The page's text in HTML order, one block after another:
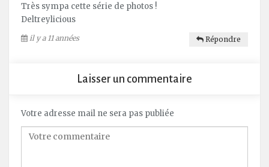
Très sympa cette série de photos !
Deltreylicious
il y a 11 années Répondre
Laisser un commentaire
Votre adresse mail ne sera pas publiée